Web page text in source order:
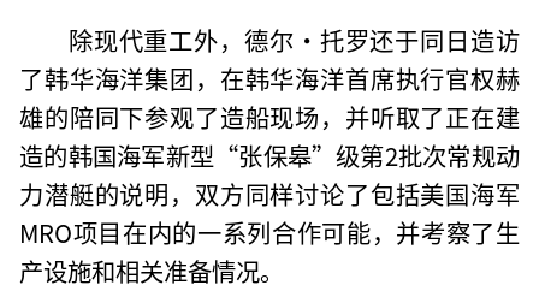
除现代重工外，德尔·托罗还于同日造访
了韩华海洋集团，在韩华海洋首席执行官权赫
雄的陪同下参观了造船现场，并听取了正在建
造的韩国海军新型“张保皋”级第2批次常规动
力潜艇的说明，双方同样讨论了包括美国海军
MRO项目在内的一系列合作可能，并考察了生
产设施和相关准备情况。